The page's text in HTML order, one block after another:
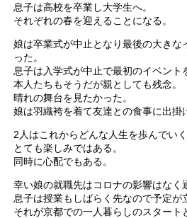
息子は高校を卒業し大学生へ。
それぞれの春を迎えることになる。
娘は卒業式が中止となり最後の大きな
った。
息子は入学式が中止で最初のイベント
本人たちもそうだが親としても残念。
晴れの舞台を見たかった。
娘は羽織袴を着て友達との食事に出掛
2人はこれからどんな人生を歩んでいく
とても楽しみではある。
同時に心配でもある。
幸い娘の就職先はコロナの影響はなく
息子は授業もしばらく先なので予定が
それが京都での一人暮らしのスタート